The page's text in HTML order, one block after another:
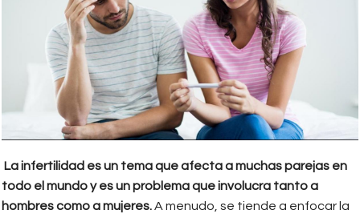
La infertilidad es un tema que afecta a muchas parejas en
todo el mundo y es un problema que involucra tanto a
hombres como a mujeres.A menudo, se tiende a enfocar la